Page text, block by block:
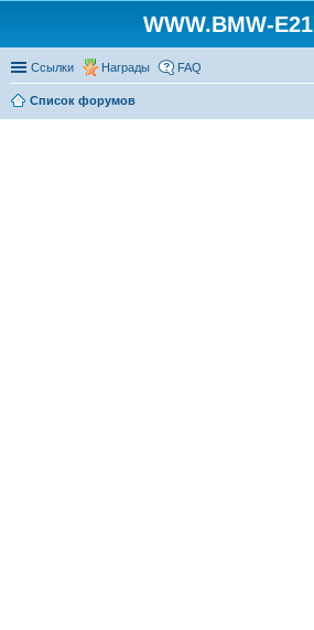
WWW.BMW-
Ссылки Награды FAQ
Список форумов